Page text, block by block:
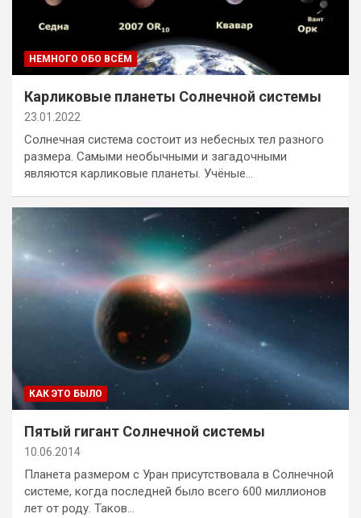
НЕМНОГО ОБО ВСЁМ
Карликовые планеты Солнечной системы
23.01.2022
Солнечная система состоит из небесных тел разного
размера. Самыми необычными и загадочными
являются карликовые планеты. Учёные…
КАК ЭТО БЫЛО
Пятый гигант Солнечной системы
10.06.2014
Планета размером с Уран присутствовала в Солнечной
системе, когда последней было всего 600 миллионов
лет от роду. Таков…